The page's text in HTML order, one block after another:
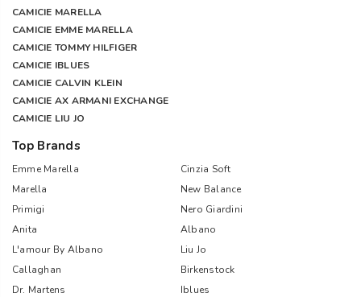
CAMICIE MARELLA
CAMICIE EMME MARELLA
CAMICIE TOMMY HILFIGER
CAMICIE IBLUES
CAMICIE CALVIN KLEIN
CAMICIE AX ARMANI EXCHANGE
CAMICIE LIU JO
Top Brands
Emme Marella
Cinzia Soft
Marella
New Balance
Primigi
Nero Giardini
Anita
Albano
L'amour By Albano
Liu Jo
Callaghan
Birkenstock
Dr. Martens
Iblues